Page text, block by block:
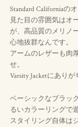
Standard Californiaの
見た目の雰囲気はオ
が、高品質のメリノ
心地抜群なんです。
アームのレザーも肉
せ。
Varsity Jacketにあり
ベーシックなブラッ
るいカラーリングで
スタイリング自体は